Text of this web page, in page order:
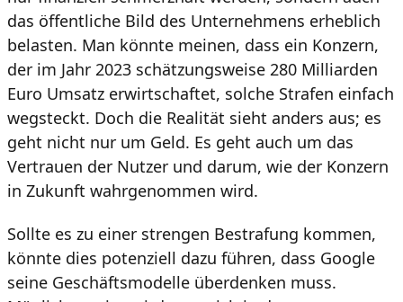
das öffentliche Bild des Unternehmens erheblich
belasten. Man könnte meinen, dass ein Konzern,
der im Jahr 2023 schätzungsweise 280 Milliarden
Euro Umsatz erwirtschaftet, solche Strafen einfach
wegsteckt. Doch die Realität sieht anders aus; es
geht nicht nur um Geld. Es geht auch um das
Vertrauen der Nutzer und darum, wie der Konzern
in Zukunft wahrgenommen wird.
Sollte es zu einer strengen Bestrafung kommen,
könnte dies potenziell dazu führen, dass Google
seine Geschäftsmodelle überdenken muss.